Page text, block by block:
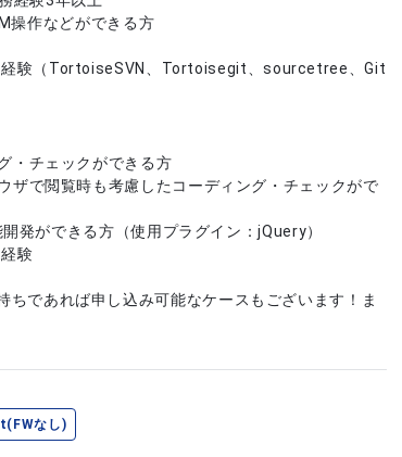
操作などができる方
経験（TortoiseSVN、Tortoisegit、sourcetree、Git
・チェックができる方
ザで閲覧時も考慮したコーディング・チェックがで
発ができる方（使用プラグイン：jQuery）
験
ちであれば申し込み可能なケースもございます！ま
なし)